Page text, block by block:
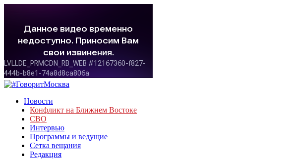
Новости
Конфликт на Ближнем Востоке
СВО
Интервью
Программы и ведущие
Сетка вещания
Редакция